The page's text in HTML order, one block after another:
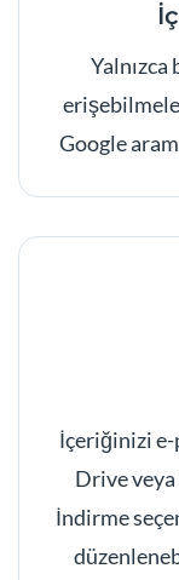
Google
İçeriğinizi e-
Drive
İndirme